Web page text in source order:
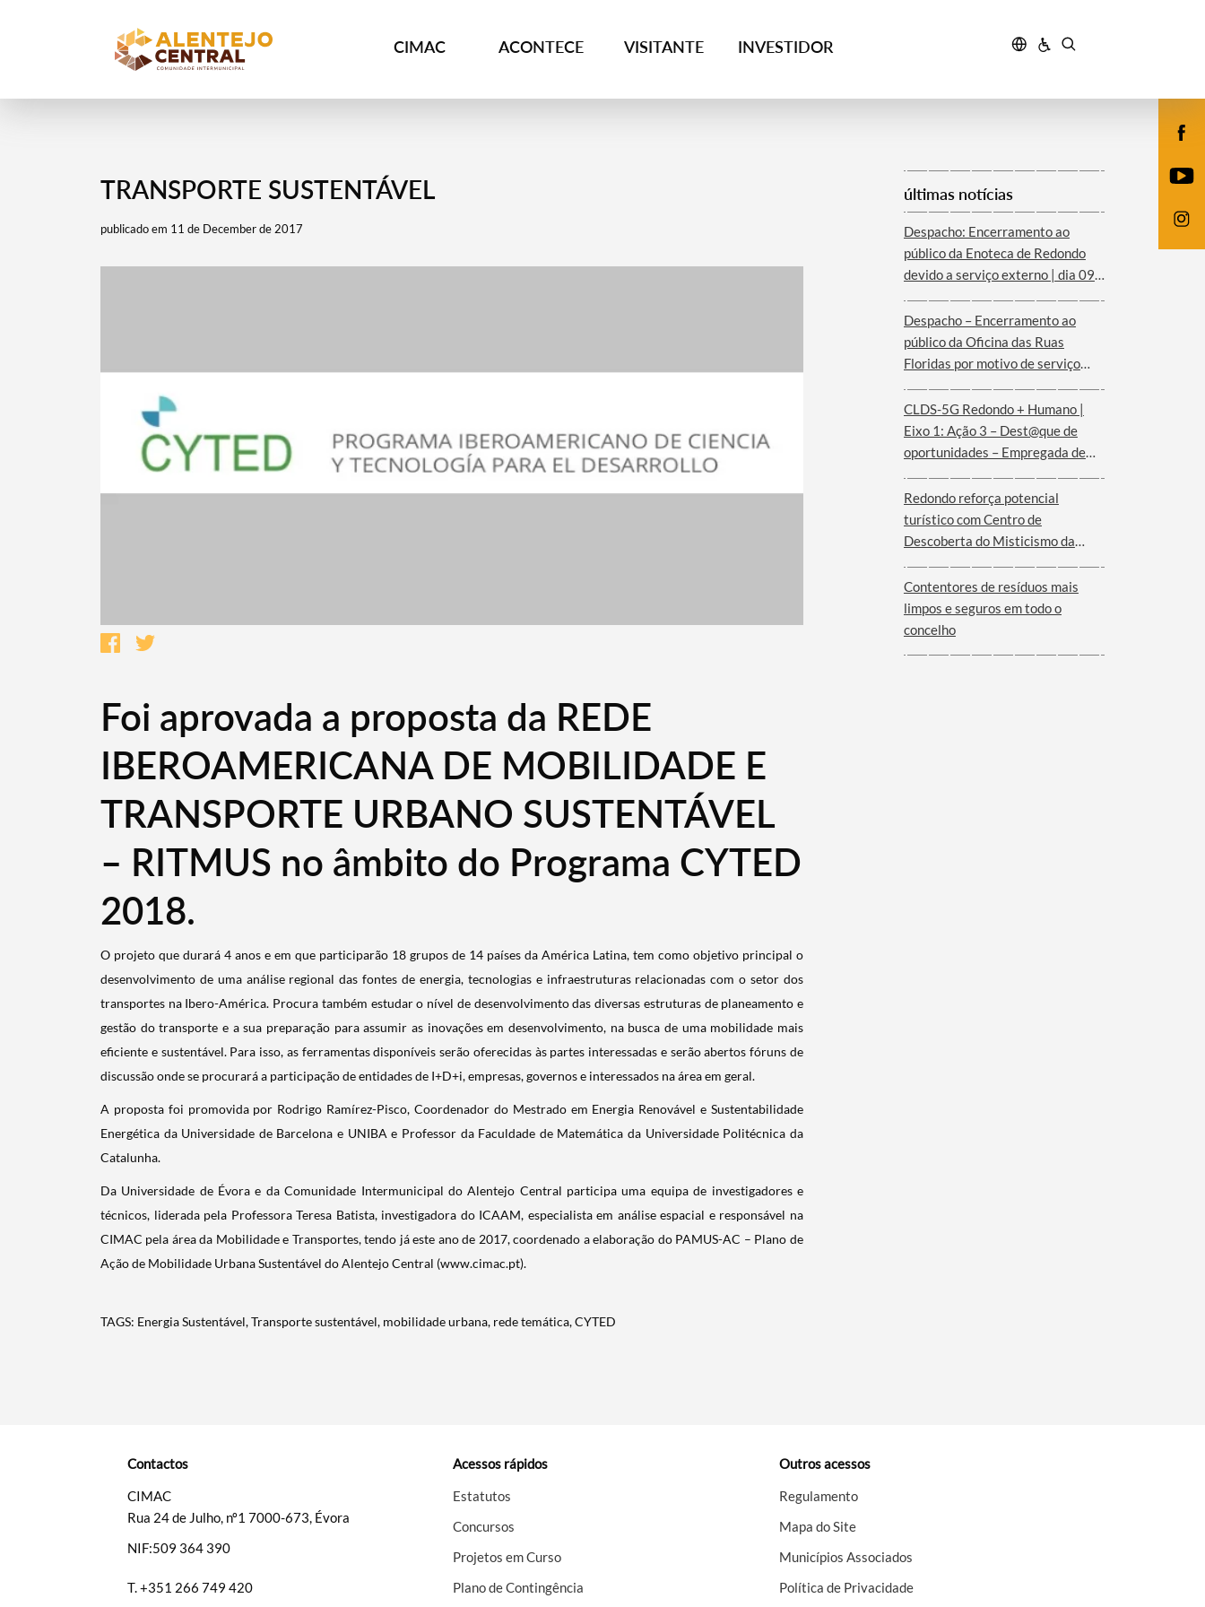
CIMAC ACONTECE VISITANTE INVESTIDOR
Categorias gerais
Filtros
TRANSPORTE SUSTENTÁVEL
publicado em 11 de December de 2017
Foi aprovada a proposta da REDE
IBEROAMERICANA DE MOBILIDADE E
TRANSPORTE URBANO SUSTENTÁVEL
– RITMUS no âmbito do Programa CYTED
2018.
​Oprojeto que durará 4 anos e em que participarão 18 grupos de 14 países da América Latina, tem como objetivo principal o
desenvolvimento de uma análise regional das fontes de energia, tecnologias e infraestruturas relacionadas com o setor dos
transportes na Ibero-América. Procura também estudar o nível de desenvolvimento das diversas estruturas de planeamento e
gestão do transporte e a sua preparação para assumir as inovações em desenvolvimento, na busca de uma mobilidade mais
eficiente e sustentável. Para isso, as ferramentas disponíveis serão oferecidas às partes interessadas e serão abertos fóruns de
discussão onde se procurará a participação de entidades de I+D+i, empresas, governos e interessados na área em geral.
​A proposta foi promovida por Rodrigo Ramírez-Pisco, Coordenador do Mestrado em Energia Renovável e Sustentabilidade
Energética da Universidade de Barcelona e UNIBA e Professor da Faculdade de Matemática da Universidade Politécnica da
Catalunha.
​Da Universidade de Évora e da Comunidade Intermunicipal do Alentejo Central participa uma equipa de investigadores e
técnicos, liderada pela Professora Teresa Batista, investigadora do ICAAM, especialista em análise espacial e responsável na
CIMAC pela área da Mobilidade e Transportes, tendo já este ano de 2017, coordenado a elaboração do PAMUS-AC – Plano de
Ação de Mobilidade Urbana Sustentável do Alentejo Central (www.cimac.pt).
TAGS: Energia Sustentável, Transporte sustentável, mobilidade urbana, rede temática, CYTED
últimas notícias
Despacho: Encerramento ao
público da Enoteca de Redondo
devido a serviço externo | dia 09
Despacho – Encerramento ao
público da Oficina das Ruas
Floridas por motivo de serviço
CLDS-5G Redondo + Humano |
Eixo 1: Ação 3 – Dest@que de
oportunidades – Empregada de
Paulo – Serra d´Ossa)
Redondo reforça potencial
turístico com Centro de
Descoberta do Misticismo da
Contentores de resíduos mais
limpos e seguros em todo o
concelho
Contactos
CIMAC
Rua 24 de Julho, nº1 7000-673, Évora
NIF:509 364 390
T.+351 266 749 420
Acessos rápidos
Estatutos
Concursos
Projetos em Curso
Plano de Contingência
Outros acessos
Regulamento
Mapa do Site
Municípios Associados
Política de Privacidade